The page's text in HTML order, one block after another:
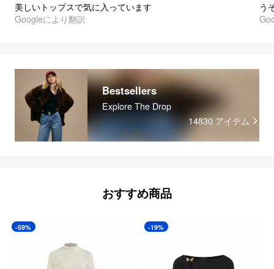
美しいトップスで気に入っています
Googleにより翻訳
う
Bestsellers
Explore The Drop
14830 アイテム
おすすめ商品
-59% -19%